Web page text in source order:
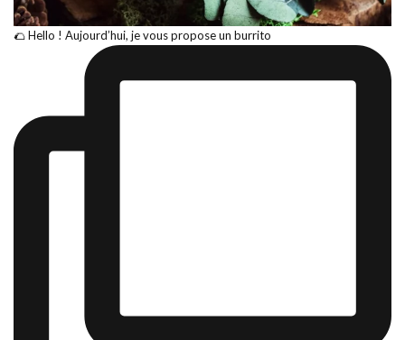
🌮 Hello ! Aujourd’hui, je vous propose un burrito